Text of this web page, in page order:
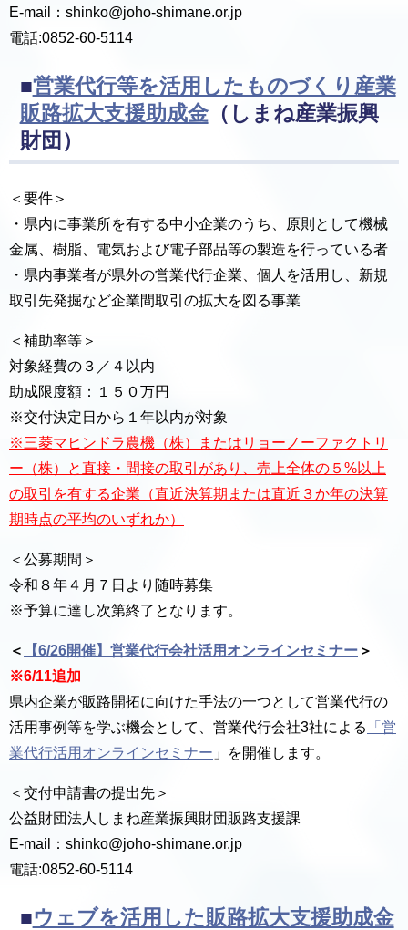
E-mail：shinko@joho-shimane.or.jp
電話:0852-60-5114
■営業代行等を活用したものづくり産業
販路拡大支援助成金（しまね産業振興
財団）
＜要件＞
・県内に事業所を有する中小企業のうち、原則として機械
金属、樹脂、電気および電子部品等の製造を行っている者
・県内事業者が県外の営業代行企業、個人を活用し、新規
取引先発掘など企業間取引の拡大を図る事業
＜補助率等＞
対象経費の３／４以内
助成限度額：１５０万円
※交付決定日から１年以内が対象
※三菱マヒンドラ農機（株）またはリョーノーファクトリ
ー（株）と直接・間接の取引があり、売上全体の５%以上
の取引を有する企業（直近決算期または直近３か年の決算
期時点の平均のいずれか）
＜公募期間＞
令和８年４月７日より随時募集
※予算に達し次第終了となります。
＜ 【6/26開催】営業代行会社活用オンラインセミナー ＞
※6/11追加
県内企業が販路開拓に向けた手法の一つとして営業代行の
活用事例等を学ぶ機会として、営業代行会社3社による
「営
業代行活用オンラインセミナー 」を開催します。
＜交付申請書の提出先＞
公益財団法人しまね産業振興財団販路支援課
E-mail：shinko@joho-shimane.or.jp
電話:0852-60-5114
■ウェブを活用した販路拡大支援助成金